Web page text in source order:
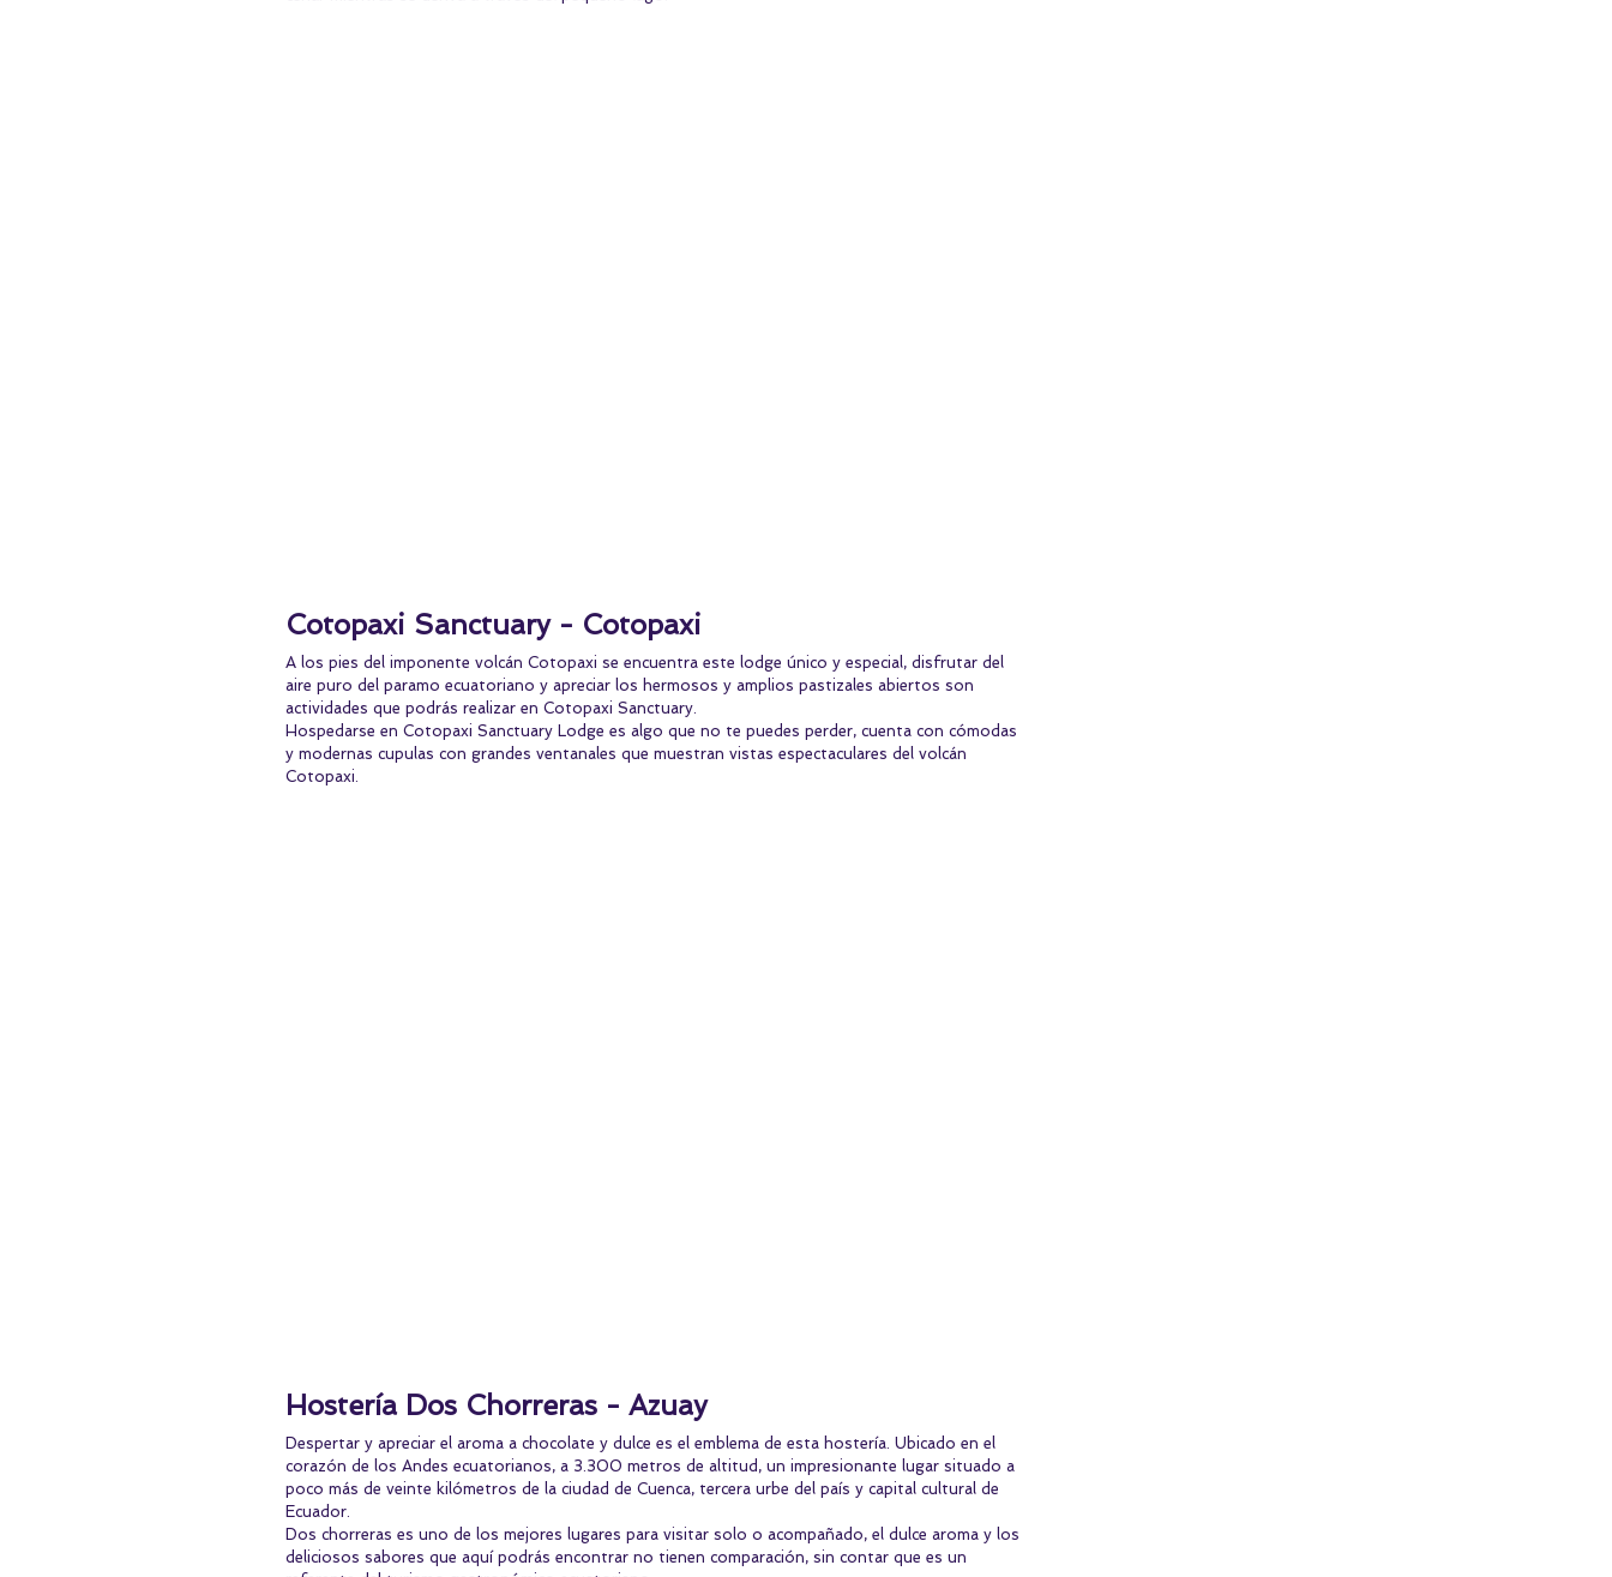
Cotopaxi Sanctuary - Cotopaxi
A los pies del imponente volcán Cotopaxi se encuentra este lodge único y especial, disfrutar del
aire puro del paramo ecuatoriano y apreciar los hermosos y amplios pastizales abiertos son
actividades que podrás realizar en Cotopaxi Sanctuary.
Hospedarse en Cotopaxi Sanctuary Lodge es algo que no te puedes perder, cuenta con cómodas
y modernas cupulas con grandes ventanales que muestran vistas espectaculares del volcán
Cotopaxi.
Hostería Dos Chorreras - Azuay
Despertar y apreciar el aroma a chocolate y dulce es el emblema de esta hostería. Ubicado en el
corazón de los Andes ecuatorianos, a 3.300 metros de altitud, un impresionante lugar situado a
poco más de veinte kilómetros de la ciudad de Cuenca, tercera urbe del país y capital cultural de
Ecuador.
Dos chorreras es uno de los mejores lugares para visitar solo o acompañado, el dulce aroma y los
deliciosos sabores que aquí podrás encontrar no tienen comparación, sin contar que es un